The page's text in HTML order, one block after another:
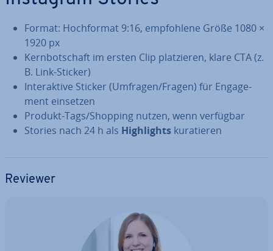
Format: Hoch­for­mat 9:16, emp­foh­le­ne Größe 1080 ×
1920 px
Kern­bot­schaft im ersten Clip plat­zie­ren, klare CTA (z.
B. Link-Sticker)
In­ter­ak­ti­ve Sticker (Umfragen/Fragen) für En­ga­ge­
ment einsetzen
Produkt-Tags/Shopping nutzen, wenn verfügbar
Stories nach 24 h als High­lights ku­ra­tie­ren
Reviewer